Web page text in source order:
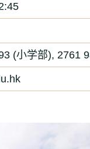
(小学部), 2761